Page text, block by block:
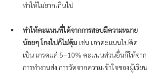
ทำให้ไม่ยากเกินไป
ทำให้คะแนนที่ได้จากการสอบมีความหมาย
น้อยๆ โกงไปก็ไม่คุ้ม เช่น เอาคะแนนไปคิด
เป็น เกรดแค่ 5–10% คะแนนส่วนอื่นก็ให้จาก
การทำงานส่ง การวัดจากความเข้าใจของผู้เรียน